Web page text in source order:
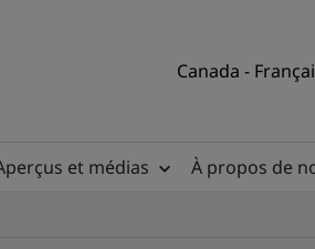
Canada -
et médias
À propos de